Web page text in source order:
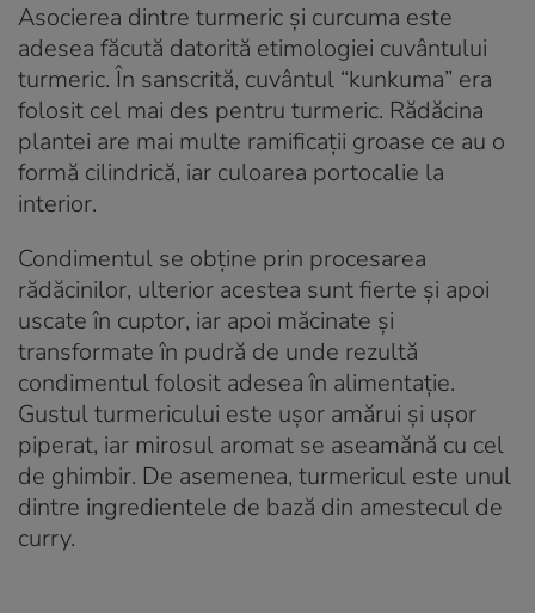
Asocierea dintre turmeric și curcuma este
adesea făcută datorită etimologiei cuvântului
turmeric. În sanscrită, cuvântul “kunkuma” era
folosit cel mai des pentru turmeric. Rădăcina
plantei are mai multe ramificații groase ce au o
formă cilindrică, iar culoarea portocalie la
interior.
Condimentul se obține prin procesarea
rădăcinilor, ulterior acestea sunt fierte și apoi
uscate în cuptor, iar apoi măcinate și
transformate în pudră de unde rezultă
condimentul folosit adesea în alimentație.
Gustul turmericului este ușor amărui și ușor
piperat, iar mirosul aromat se aseamănă cu cel
de ghimbir. De asemenea, turmericul este unul
dintre ingredientele de bază din amestecul de
curry.